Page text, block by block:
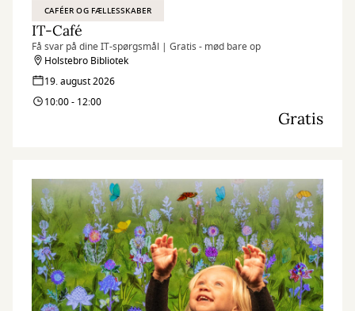
CAFÉER OG FÆLLESSKABER
IT-Café
Få svar på dine IT-spørgsmål | Gratis - mød bare op
Holstebro Bibliotek
19. august 2026
10:00 - 12:00
Gratis